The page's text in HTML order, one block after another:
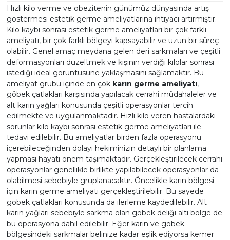
Hızlı kilo verme ve obezitenin günümüz dünyasında artış
göstermesi estetik germe ameliyatlarına ihtiyacı artırmıştır.
Kilo kaybı sonrası estetik germe ameliyatları bir çok farklı
ameliyatı, bir çok farklı bölgeyi kapsayabilir ve uzun bir süreç
olabilir. Genel amaç meydana gelen deri sarkmaları ve çeşitli
deformasyonları düzeltmek ve kişinin verdiği kilolar sonrası
istediği ideal görüntüsüne yaklaşmasını sağlamaktır. Bu
ameliyat grubu içinde en çok karın germe ameliyatı,
göbek çatlakları karşısında yapılacak cerrahi müdahaleler ve
alt karın yağları konusunda çeşitli operasyonlar tercih
edilmekte ve uygulanmaktadır. Hızlı kilo veren hastalardaki
sorunlar kilo kaybı sonrası estetik germe ameliyatları ile
tedavi edilebilir. Bu ameliyatlar birden fazla operasyonu
içerebileceğinden dolayı hekiminizin detaylı bir planlama
yapması hayati önem taşımaktadır. Gerçekleştirilecek cerrahi
operasyonlar genellikle birlikte yapılabilecek operasyonlar da
olabilmesi sebebiyle gruplanacaktır. Öncelikle karın bölgesi
için karın germe ameliyatı gerçekleştirilebilir. Bu sayede
göbek çatlakları konusunda da ilerleme kaydedilebilir. Alt
karın yağları sebebiyle sarkma olan göbek deliği altı bölge de
bu operasyona dahil edilebilir. Eğer karın ve göbek
bölgesindeki sarkmalar belinize kadar eşlik ediyorsa kemer